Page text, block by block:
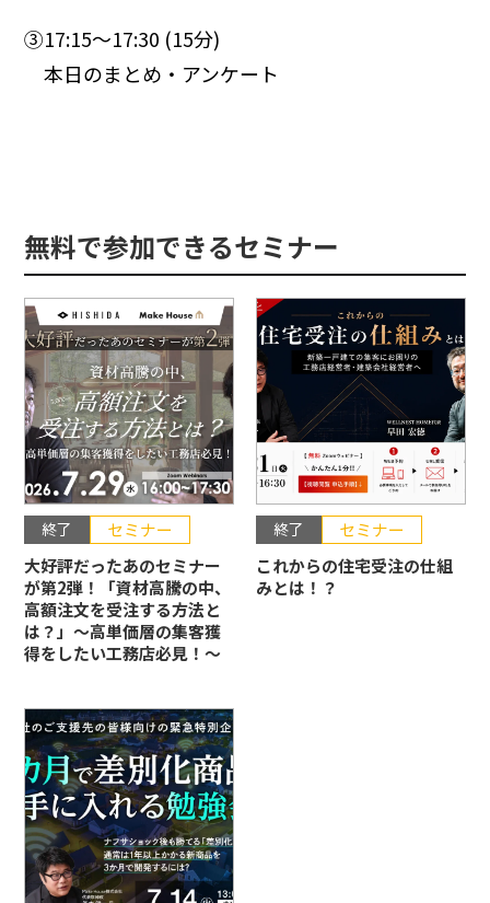
③17:15〜17:30 (15分)
本日のまとめ・アンケート
無料で参加できるセミナー
終了
セミナー
大好評だったあのセミナー
が第2弾！「資材高騰の中、
高額注文を受注する方法と
は？」〜高単価層の集客獲
得をしたい工務店必見！〜
終了
セミナー
これからの住宅受注の仕組
みとは！？